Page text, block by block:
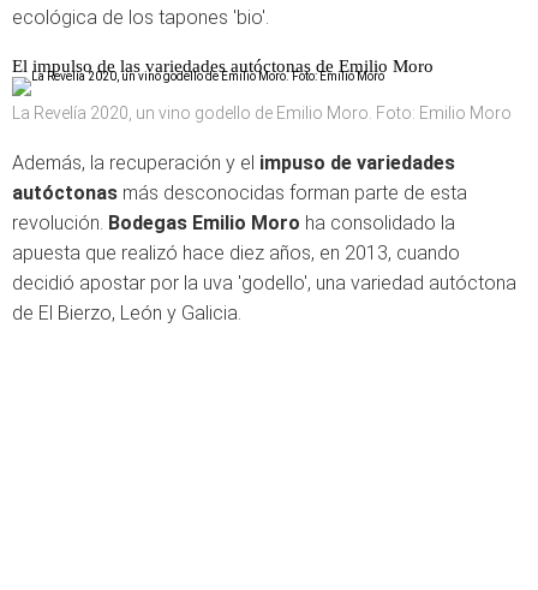
ecológica de los tapones 'bio'.
El impulso de las variedades autóctonas de Emilio Moro
La Revelía 2020, un vino godello de Emilio Moro. Foto: Emilio Moro
Además, la recuperación y el impuso de variedades
autóctonas más desconocidas forman parte de esta
revolución. Bodegas Emilio Moro ha consolidado la
apuesta que realizó hace diez años, en 2013, cuando
decidió apostar por la uva 'godello', una variedad autóctona
de El Bierzo, León y Galicia.